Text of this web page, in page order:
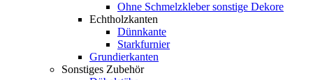
Ohne Schmelzkleber sonstige Dekore
Echtholzkanten
Dünnkante
Starkfurnier
Grundierkanten
Sonstiges Zubehör